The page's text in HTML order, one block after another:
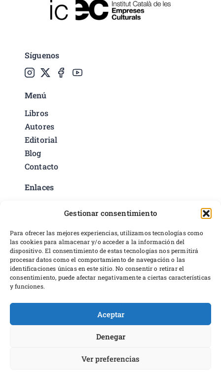
Gestionar consentimiento
Para ofrecer las mejores experiencias, utilizamos tecnologías como
las cookies para almacenar y/o acceder a la información del
dispositivo. El consentimiento de estas tecnologías nos permitirá
procesar datos como el comportamiento de navegación o las
identificaciones únicas en este sitio. No consentir o retirar el
consentimiento, puede afectar negativamente a ciertas características
y funciones.
Aceptar
Denegar
Ver preferencias
Síguenos
Menú
Libros
Autores
Editorial
Blog
Contacto
Enlaces
Condiciones del servicio
Preferencias de cookies
Políticas de devoluciones y reembolsos
Desarrollo web
Proyecto financiado por Dirección General del Libro y Fomento a
la Lectura, Ministerio de Cultura y Deporte